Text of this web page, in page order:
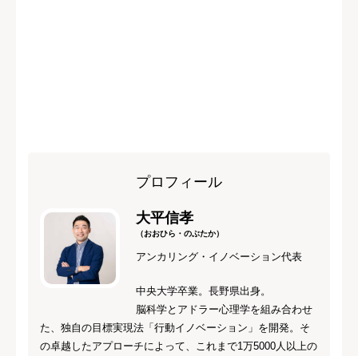
プロフィール
大平信孝
（おおひら・のぶたか）
アンカリング・イノベーション代表
中央大学卒業。長野県出身。
脳科学とアドラー心理学を組み合わせ
た、独自の目標実現法「行動イノベーション」を開発。そ
の卓越したアプローチによって、これまで1万5000人以上の